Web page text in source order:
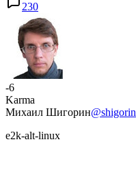
230
-6
Karma
Михаил Шигорин@shigorin
e2k-alt-linux